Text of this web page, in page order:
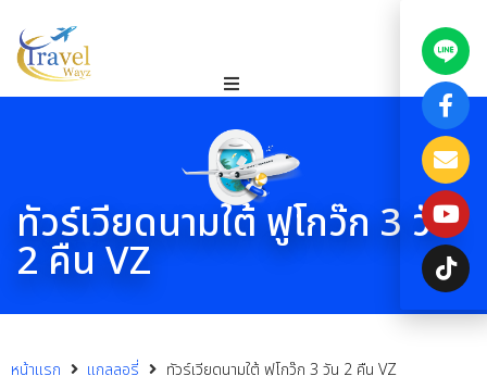
ทัวร์เวียดนามใต้ ฟูโกว๊ก 3 วัน
2 คืน VZ
หน้าแรก แกลลอรี่ ทัวร์เวียดนามใต้ ฟูโกว๊ก 3 วัน 2 คืน VZ